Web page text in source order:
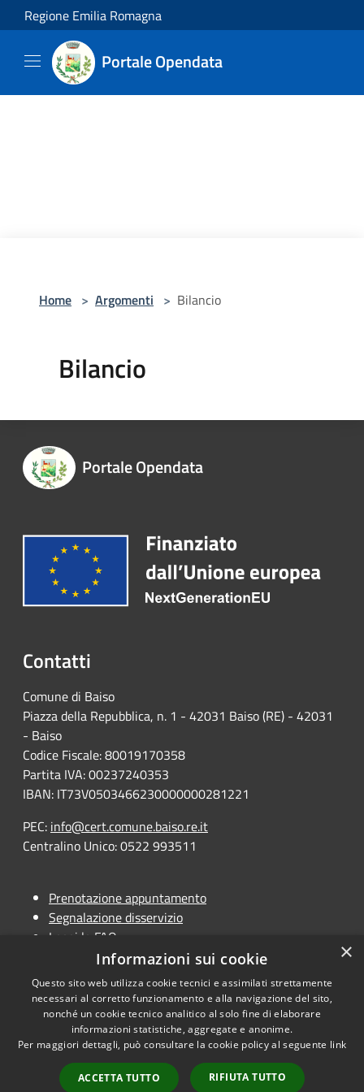
Salta al contenuto principale
Regione Emilia Romagna
Portale Opendata
Home > Argomenti > Bilancio
Bilancio
Portale Opendata
Contatti
Comune di Baiso
Piazza della Repubblica, n. 1 - 42031 Baiso (RE) - 42031
- Baiso
Codice Fiscale: 80019170358
Partita IVA: 00237240353
IBAN: IT73V0503466230000000281221
PEC: info@cert.comune.baiso.re.it
Centralino Unico: 0522 993511
Prenotazione appuntamento
Segnalazione disservizio
Leggi le FAQ
Richiesta assistenza
Accessibilità
Copyright © 2026 • Portale
Opendata • Powered by
Municipium•
Accesso
×
Informazioni sui cookie
Questo sito web utilizza cookie tecnici e assimilati strettamente
necessari al corretto funzionamento e alla navigazione del sito,
nonché un cookie tecnico analitico al solo fine di elaborare
informazioni statistiche, aggregate e anonime.
Per maggiori dettagli, può consultare la cookie policy al seguente link
ACCETTA TUTTO RIFIUTA TUTTO